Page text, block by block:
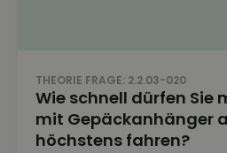
THEORIE FRAGE: 2.2.03-020
Wie schnell dürfen Sie
mit Gepäckanhänger
höchstens fahren?